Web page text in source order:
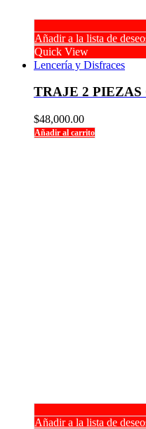
Añadir a la lista de
Quick View
Lencería y Disfraces
TRAJE 2 PIEZAS
$48,000.00
Añadir al carrito
Añadir a la lista de